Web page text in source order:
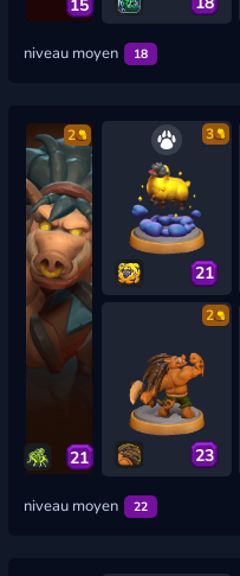
niveau moyen 18
2
21
3
21
2
23
niveau moyen 22